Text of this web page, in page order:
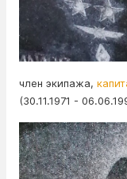
член экипажа,
(30.11.1971 -